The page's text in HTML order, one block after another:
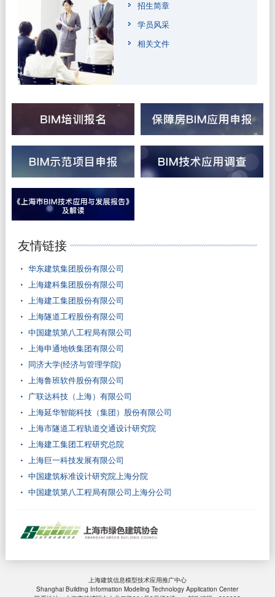
招生简章
学员风采
相关文件
友情链接
华东建筑集团股份有限公司
上海建科集团股份有限公司
上海建工集团股份有限公司
上海隧道工程股份有限公司
中国建筑第八工程局有限公司
上海申通地铁集团有限公司
同济大学(经济与管理学院)
上海鲁班软件股份有限公司
广联达科技（上海）有限公司
上海延华智能科技（集团）股份有限公司
上海市隧道工程轨道交通设计研究院
上海建工集团工程研究总院
上海巨一科技发展有限公司
中国建筑标准设计研究院上海分院
中国建筑第八工程局有限公司上海分公司
上海建筑信息模型技术应用推广中心
Shanghai Building Information Modeling Technology Application Center